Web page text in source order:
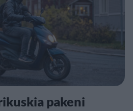
pakeni